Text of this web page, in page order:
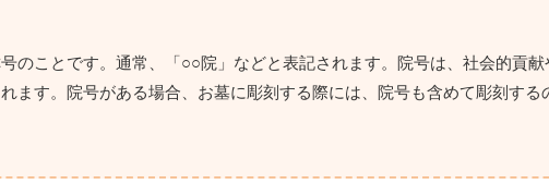
のことです。通常、「○○院」などと表記されます。院号は、社会的貢
ます。院号がある場合、お墓に彫刻する際には、院号も含めて彫刻する